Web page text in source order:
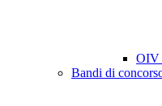
OIV
Bandi di